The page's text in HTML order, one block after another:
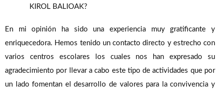
KIROL BALIOAK?
En mi opinión ha sido una experiencia muy gratificante y
enriquecedora. Hemos tenido un contacto directo y estrecho con
varios centros escolares los cuales nos han expresado su
agradecimiento por llevar a cabo este tipo de actividades que por
un lado fomentan el desarrollo de valores para la convivencia y